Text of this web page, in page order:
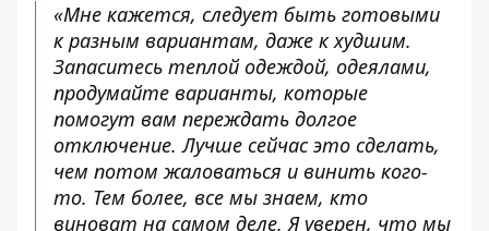
«Мне кажется, следует быть готовыми
к разным вариантам, даже к худшим.
Запаситесь теплой одеждой, одеялами,
продумайте варианты, которые
помогут вам переждать долгое
отключение. Лучше сейчас это сделать,
чем потом жаловаться и винить кого-
то. Тем более, все мы знаем, кто
виноват на самом деле. Я уверен, что мы